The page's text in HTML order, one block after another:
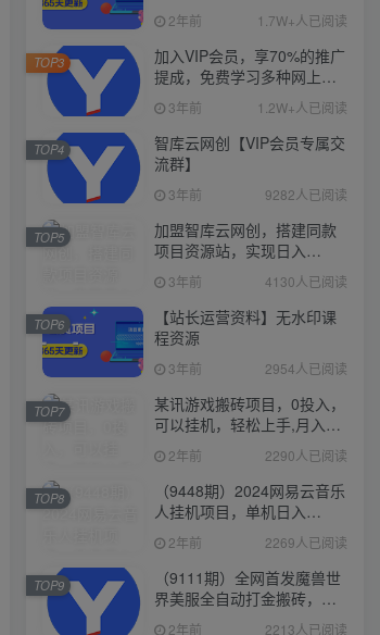
2年前 1.7W+人已阅读
加入VIP会员，享70%的推广
提成，免费学习多种网上创
业课程，菜鸟秒变大神！
3年前 1.2W+人已阅读
TOP3
智库云网创【VIP会员专属交
流群】
3年前 9282人已阅读
TOP4
加盟智库云网创，搭建同款
项目资源站，实现日入
2000+
3年前 4130人已阅读
TOP5
【站长运营资料】无水印课
程资源
3年前 2954人已阅读
TOP6
某讯游戏搬砖项目，0投入，
可以挂机，轻松上手,月入
3000+上不封顶
2年前 2290人已阅读
TOP7
（9448期）2024网易云音乐
人挂机项目，单机日入
150+，无脑月入5000+
2年前 2269人已阅读
TOP8
（9111期）全网首发魔兽世
界美服全自动打金搬砖，日
入1000+，简单好操作，保
2年前 2213人已阅读
TOP9